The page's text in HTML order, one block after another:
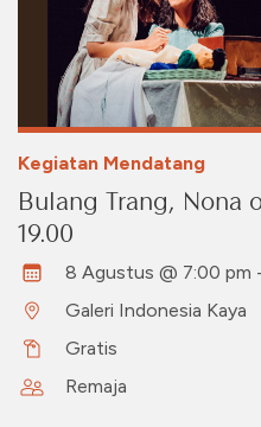
Kegiatan Mendatang
Bulang Trang, Nona
19.00
8 Agustus @ 7:00 pm
Galeri Indonesia Kaya
Gratis
Remaja